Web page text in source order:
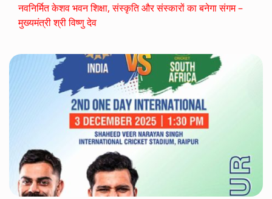
नवनिर्मित केशव भवन शिक्षा, संस्कृति और संस्कारों का बनेगा संगम –
मुख्यमंत्री श्री विष्णु देव